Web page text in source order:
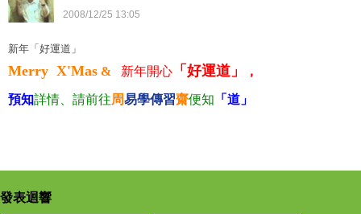
2008/12/25 13:05
新年「好運道」
Merry  X'Mas & 新年開心 「好運道」 ，
預知詳情、請前往周易學傳習齋便知 「道」
發表迴響